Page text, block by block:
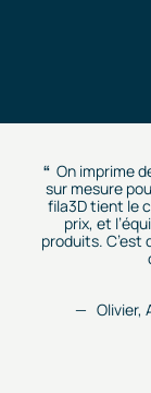
On imprime
sur mesure
fila3D tient le
prix, et
produits. C’est
Olivier,